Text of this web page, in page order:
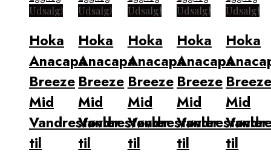
Udsalg!
Hoka
Anacapa
Breeze
Mid
Vandrestøvler
til
Udsalg!
Hoka
Anacapa
Breeze
Mid
Vandrestøvler
til
Udsalg!
Hoka
Anacapa
Breeze
Mid
Vandrestøvler
til
Udsalg!
Hoka
Anacapa
Breeze
Mid
Vandrestøvler
til
Udsalg!
Hoka
Mid
til